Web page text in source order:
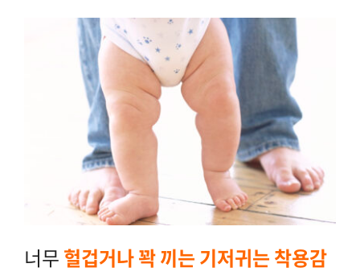
너무헐겁거나 꽉 끼는 기저귀는 착용감